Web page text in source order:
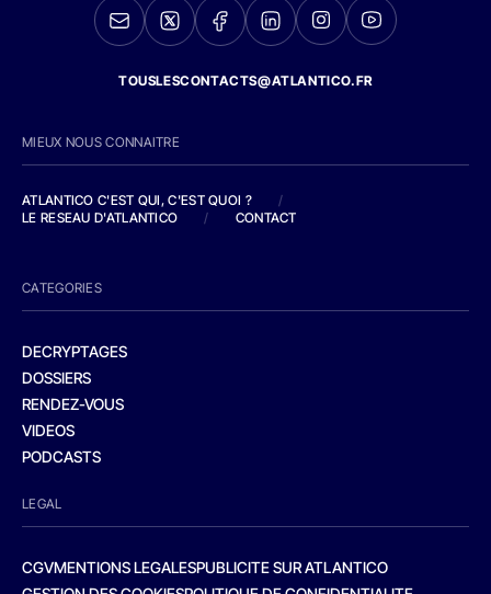
TOUSLESCONTACTS@ATLANTICO.FR
MIEUX NOUS CONNAITRE
ATLANTICO C'EST QUI, C'EST QUOI ?
/
LE RESEAU D'ATLANTICO
/ CONTACT
CATEGORIES
DECRYPTAGES
DOSSIERS
RENDEZ-VOUS
VIDEOS
PODCASTS
LEGAL
CGVMENTIONS LEGALESPUBLICITE SUR ATLANTICO